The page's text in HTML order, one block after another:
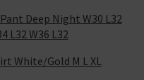
Deep Night W30 L32
L32 W36 L32
White/Gold M L XL